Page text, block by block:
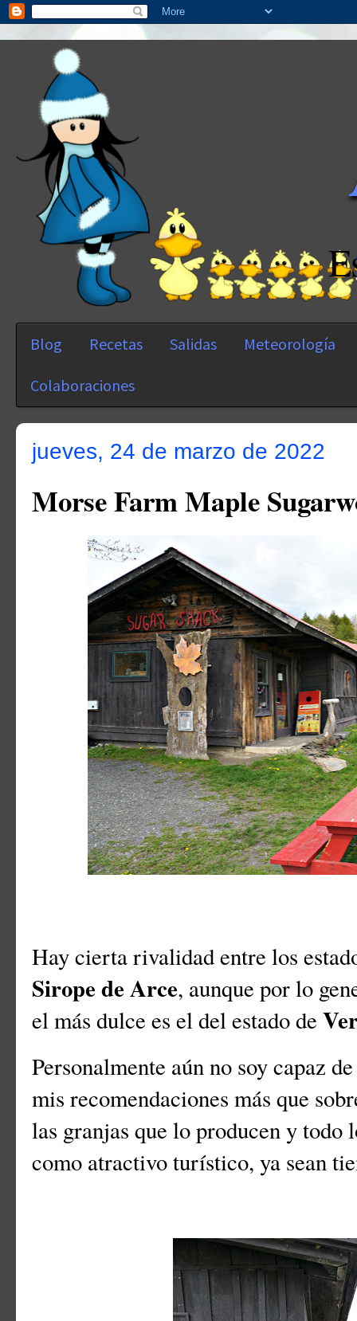
Blog Recetas Salidas Meteorología
Colaboraciones
jueves, 24 de marzo de 2022
Morse Farm Maple
Hay cierta rivalidad entre los
Sirope de Arce, aunque por lo
el más dulce es el del estado de
Personalmente aún no soy capaz
mis recomendaciones más que
las granjas que lo producen y todo
como atractivo turístico, ya sean